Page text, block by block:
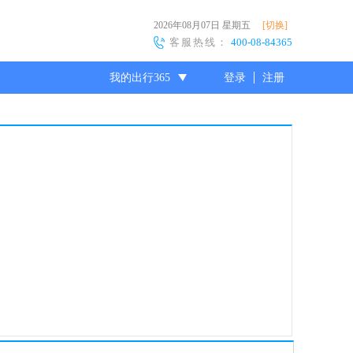
2026年08月07日 星期五 [切换]
客服热线： 400-08-84365
我的出行365 登录 注册